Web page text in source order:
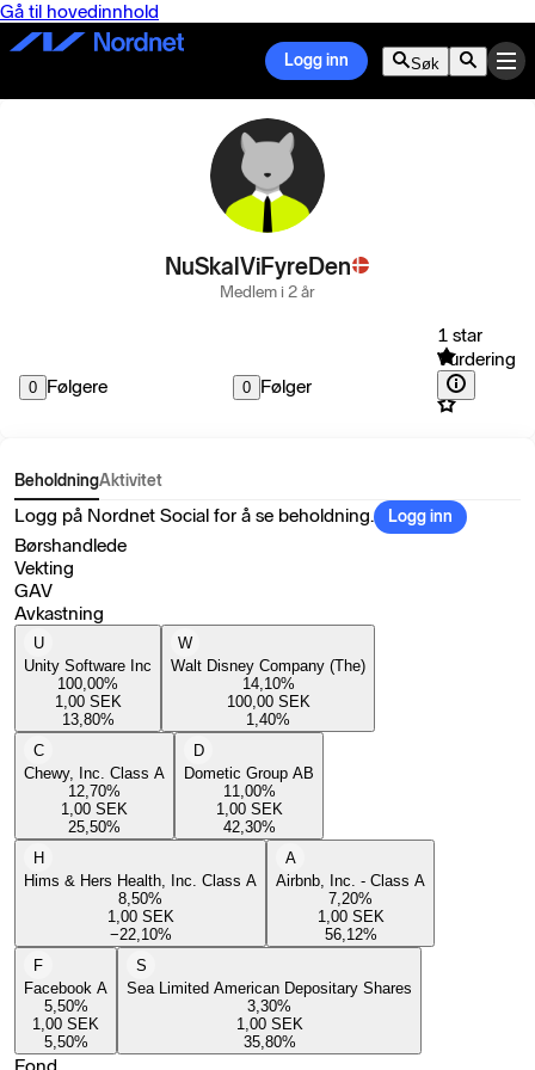
Gå til hovedinnhold
Logg inn Søk
NuSkalViFyreDen
Medlem i 2 år
0 Følgere 0 Følger
1 star
Vurdering
BeholdningAktivitet
Logg på Nordnet Social for å se beholdning. Logg inn
Børshandlede
Vekting
GAV
Avkastning
U
Unity Software Inc
100,00%
1,00 SEK
13,80%
W
Walt Disney Company (The)
14,10%
100,00 SEK
1,40%
C
Chewy, Inc. Class A
12,70%
1,00 SEK
25,50%
D
Dometic Group AB
11,00%
1,00 SEK
42,30%
H
Hims & Hers Health, Inc. Class A
8,50%
1,00 SEK
−22,10%
A
Airbnb, Inc. - Class A
7,20%
1,00 SEK
56,12%
F
Facebook A
5,50%
1,00 SEK
5,50%
S
Sea Limited American Depositary Shares
3,30%
1,00 SEK
35,80%